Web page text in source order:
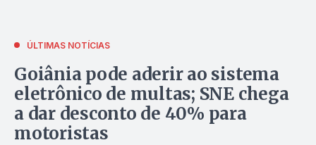
ÚLTIMAS NOTÍCIAS
Goiânia pode aderir ao sistema
eletrônico de multas; SNE chega
a dar desconto de 40% para
motoristas